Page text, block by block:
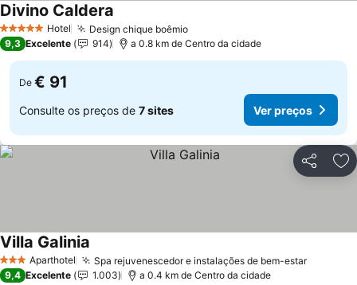
5 Estrelas Hotel Design chique boêmioVer preços
Divino Caldera
9,3 Excelente 914 a 0.8 km de Centro da cidade
De € 91
Consulte os preços de 7 sites Ver preços
Partilhar
3 EstrelasAparthotel Spa rejuvenescedor e instalações de bem-estarVer
Villa Galinia
9,4 Excelente 1.003 a 0.4 km de Centro da cidade